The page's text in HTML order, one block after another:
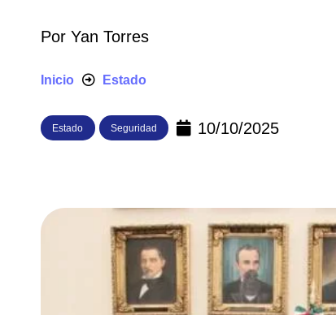
Por Yan Torres
Inicio Estado
Estado Seguridad 10/10/2025